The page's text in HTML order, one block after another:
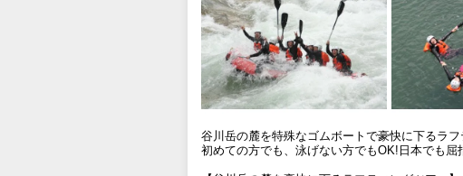
谷川岳の麓を特殊なゴムボートで豪快に下るラフ
初めての方でも、泳げない方でもOK!日本でも屈